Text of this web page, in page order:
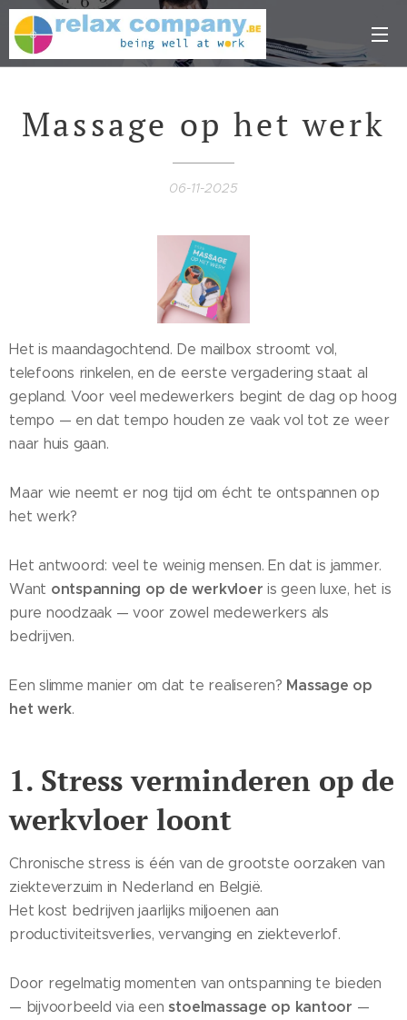
Massage op het werk
06-11-2025
Het is maandagochtend. De mailbox stroomt vol,
telefoons rinkelen, en de eerste vergadering staat al
gepland. Voor veel medewerkers begint de dag op hoog
tempo — en dat tempo houden ze vaak vol tot ze weer
naar huis gaan.
Maar wie neemt er nog tijd om écht te ontspannen op
het werk?
Het antwoord: veel te weinig mensen. En dat is jammer.
Want ontspanning op de werkvloer is geen luxe, het is
pure noodzaak — voor zowel medewerkers als
bedrijven.
Een slimme manier om dat te realiseren? Massage op
het werk.
1. Stress verminderen op de
werkvloer loont
Chronische stress is één van de grootste oorzaken van
ziekteverzuim in Nederland en België.
Het kost bedrijven jaarlijks miljoenen aan
productiviteitsverlies, vervanging en ziekteverlof.
Door regelmatig momenten van ontspanning te bieden
— bijvoorbeeld via eenstoelmassage op kantoor —